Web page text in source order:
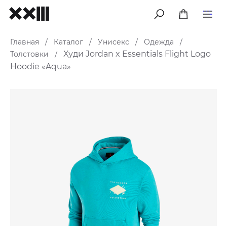
меню
Главная / Каталог / Унисекс / Одежда
/
Толстовки
/
Худи Jordan x Essentials Flight Logo
Hoodie «Aqua»